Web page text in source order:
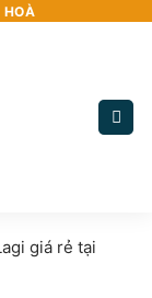
HOÀ
giá rẻ tại